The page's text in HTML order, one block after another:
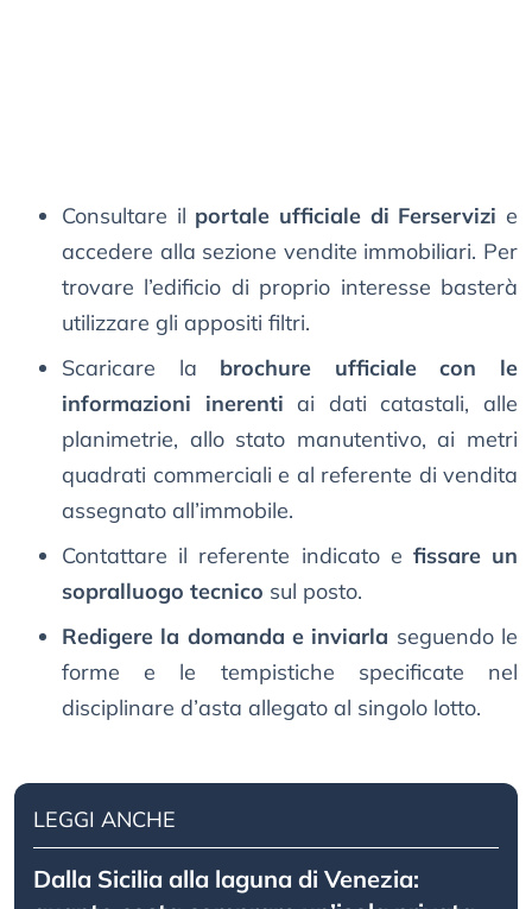
Consultare il portale ufficiale di Ferservizi e
accedere alla sezione vendite immobiliari. Per
trovare l’edificio di proprio interesse basterà
utilizzare gli appositi filtri.
Scaricare la brochure ufficiale con le
informazioni inerenti ai dati catastali, alle
planimetrie, allo stato manutentivo, ai metri
quadrati commerciali e al referente di vendita
assegnato all’immobile.
Contattare il referente indicato e fissare un
sopralluogo tecnico sul posto.
Redigere la domanda e inviarla seguendo le
forme e le tempistiche specificate nel
disciplinare d’asta allegato al singolo lotto.
LEGGI ANCHE
Dalla Sicilia alla laguna di Venezia: